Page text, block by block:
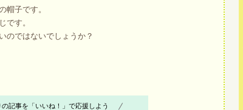
帽子です。
です。
のではないでしょうか？
の記事を「いいね！」で応援しよう